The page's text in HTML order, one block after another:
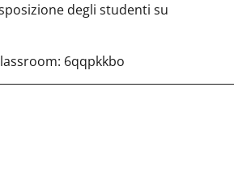
degli studenti su
6qqpkkbo